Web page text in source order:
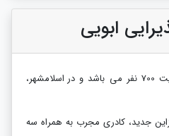
ابویی
و
در اسلامشهر،
جدید، کادری مجرب به همراه سه